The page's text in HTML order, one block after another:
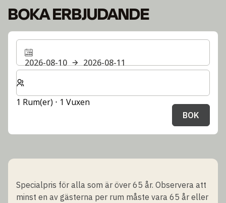
BOKA ERBJUDANDE
2026-08-10
2026-08-11
Välj antal rum och gäster för din vistelse
1 Rum(er) ⋅ 1 Vuxen
BOK
Specialpris för alla som är över 65 år. Observera att
minst en av gästerna per rum måste vara 65 år eller